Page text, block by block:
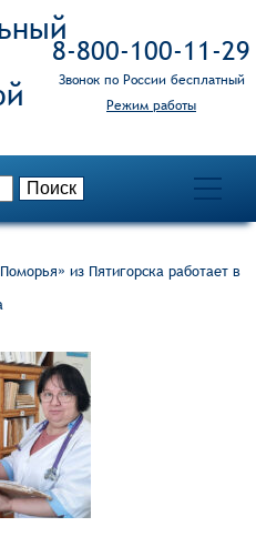
8‑800‑100‑11‑29
Звонок по России бесплатный
Режим работы
из Пятигорска работает в